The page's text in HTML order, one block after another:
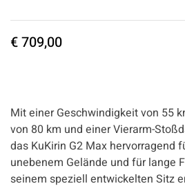
€709,00
Mit einer Geschwindigkeit von 55
von 80 km und einer Vierarm-
das KuKirin G2 Max hervorragend
unebenem Gelände und für lange
seinem speziell entwickelten Sitz